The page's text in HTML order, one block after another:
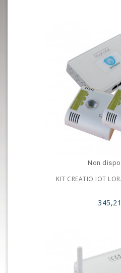
Non
KIT CREATIO IOT